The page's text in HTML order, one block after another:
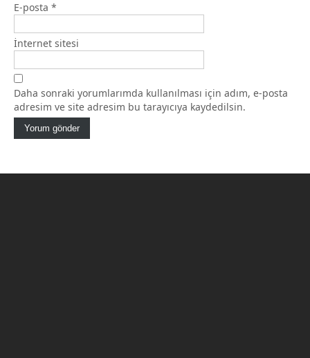
E-posta *
İnternet sitesi
Daha sonraki yorumlarımda kullanılması için adım, e-posta
adresim ve site adresim bu tarayıcıya kaydedilsin.